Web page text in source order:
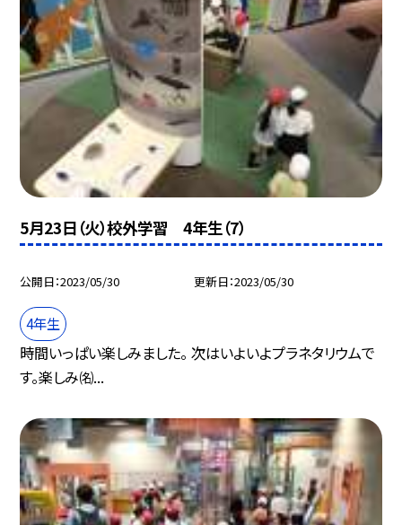
5月23日（火）校外学習 4年生（7）
公開日 2023/05/30 更新日 2023/05/30
4年生
時間いっぱい楽しみました。 次はいよいよプラネタリウムで
す。楽しみ㈴...